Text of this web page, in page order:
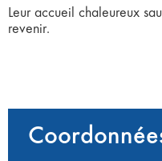
Leur accueil chaleureux
revenir.